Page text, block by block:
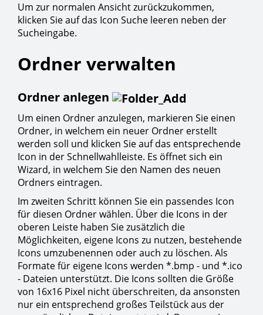
Um zur normalen Ansicht zurückzukommen,
klicken Sie auf das Icon Suche leeren neben der
Sucheingabe.
Ordner verwalten
Ordner anlegen
Um einen Ordner anzulegen, markieren Sie einen
Ordner, in welchem ein neuer Ordner erstellt
werden soll und klicken Sie auf das entsprechende
Icon in der Schnellwahlleiste. Es öffnet sich ein
Wizard, in welchem Sie den Namen des neuen
Ordners eintragen.
Im zweiten Schritt können Sie ein passendes Icon
für diesen Ordner wählen. Über die Icons in der
oberen Leiste haben Sie zusätzlich die
Möglichkeiten, eigene Icons zu nutzen, bestehende
Icons umzubenennen oder auch zu löschen. Als
Formate für eigene Icons werden *.bmp - und *.ico
- Dateien unterstützt. Die Icons sollten die Größe
von 16x16 Pixel nicht überschreiten, da ansonsten
nur ein entsprechend großes Teilstück aus der